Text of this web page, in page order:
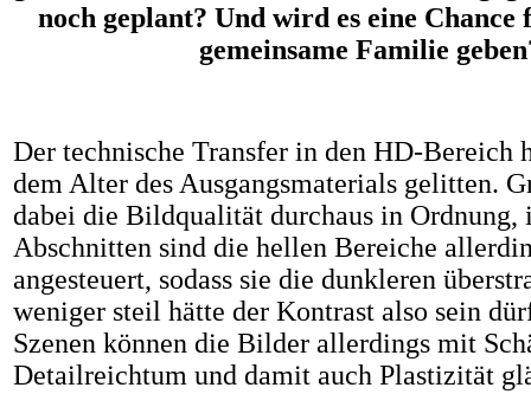
noch geplant? Und wird es eine Chance
gemeinsame Familie
Der technische Transfer in den HD-Bereich
dem Alter des Ausgangsmaterials gelitten.
dabei die Bildqualität durchaus in Ordnung,
Abschnitten sind die hellen Bereiche
angesteuert, sodass sie die dunkleren
weniger steil hätte der Kontrast also sein
Szenen können die Bilder allerdings mit
Detailreichtum und damit auch Plastizität